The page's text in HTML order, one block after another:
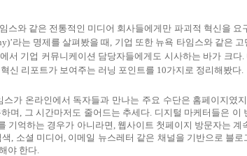
스와 같은 전통적인 미디어 회사들에게만 파괴적 혁신을 요
라는 명제를 살펴봤을 때 , 기업 또한 뉴욕 타임스와 같은
서 기업 커뮤니케이션 담당자들에게도 시사하는 바가 크다.
신 리포트가 보여주는 러닝 포인트를 10가지로 정리해봤다.
스가 온라인에서 독자들과 만나는 주요 수단은 홈페이지였
며 , 그 시간마저도 줄어드는 추세다. 디지털 마케터들은 이
기억하는 경우가 아니라면 , 웹사이트 첫페이지 방문자는 계
, 소셜 미디어 , 이메일 뉴스레터 같은 채널을 기반으로 블
야 한다.